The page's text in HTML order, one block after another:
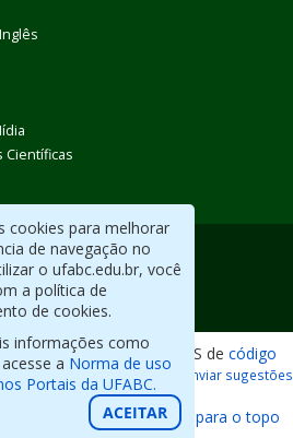
cookies para melhorar
de navegação no
o ufabc.edu.br, você
a política de
de cookies.
informações como
a Norma de uso
Portais da UFABC.
ACEITAR
Científicas
Desenvolvido com CMS de código
Reportar erros / Enviar sugestões
Voltar para o topo